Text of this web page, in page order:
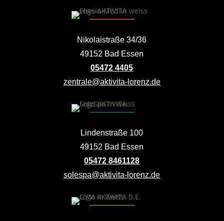
Nikolaistraße 34/36
49152 Bad Essen
05472 4405
zentrale@aktivita-lorenz.de
Lindenstraße 100
49152 Bad Essen
05472 8461128
solespa@aktivita-lorenz.de